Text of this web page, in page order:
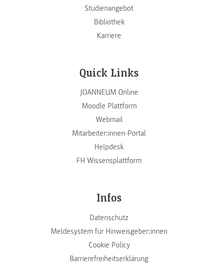
Studienangebot
Bibliothek
Karriere
Quick Links
JOANNEUM Online
Moodle Plattform
Webmail
Mitarbeiter:innen-Portal
Helpdesk
FH Wissensplattform
Infos
Datenschutz
Meldesystem für Hinweisgeber:innen
Cookie Policy
Barrierefreiheitserklärung